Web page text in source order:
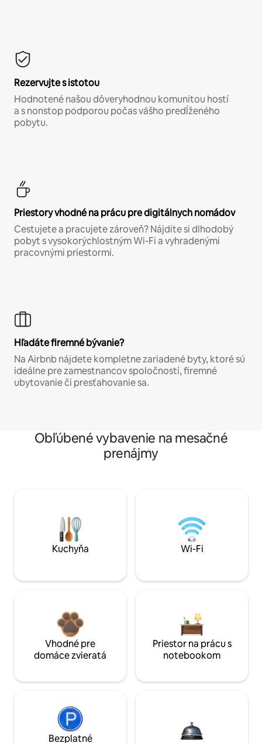
Rezervujte s istotou
Hodnotené našou dôveryhodnou komunitou hostí
a s nonstop podporou počas vášho predĺženého
pobytu.
Priestory vhodné na prácu pre digitálnych nomádov
Cestujete a pracujete zároveň? Nájdite si dlhodobý
pobyt s vysokorýchlostným Wi-Fi a vyhradenými
pracovnými priestormi.
Hľadáte firemné bývanie?
Na Airbnb nájdete kompletne zariadené byty, ktoré sú
ideálne pre zamestnancov spoločností, firemné
ubytovanie či presťahovanie sa.
Obľúbené vybavenie na mesačné
prenájmy
Kuchyňa Wi-Fi
Vhodné pre
domáce zvieratá
Priestor na prácu s
notebookom
Bezplatné